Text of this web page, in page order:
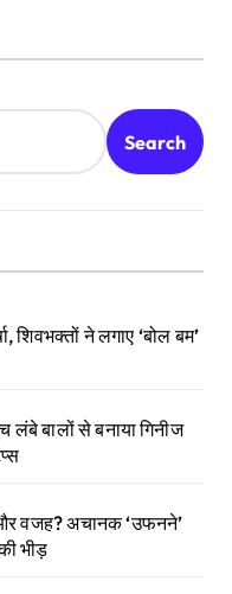
Search
शिवभक्तों ने लगाए ‘बोल बम’
बालों से बनाया गिनीज
और वजह? अचानक ‘उफनने’
भीड़